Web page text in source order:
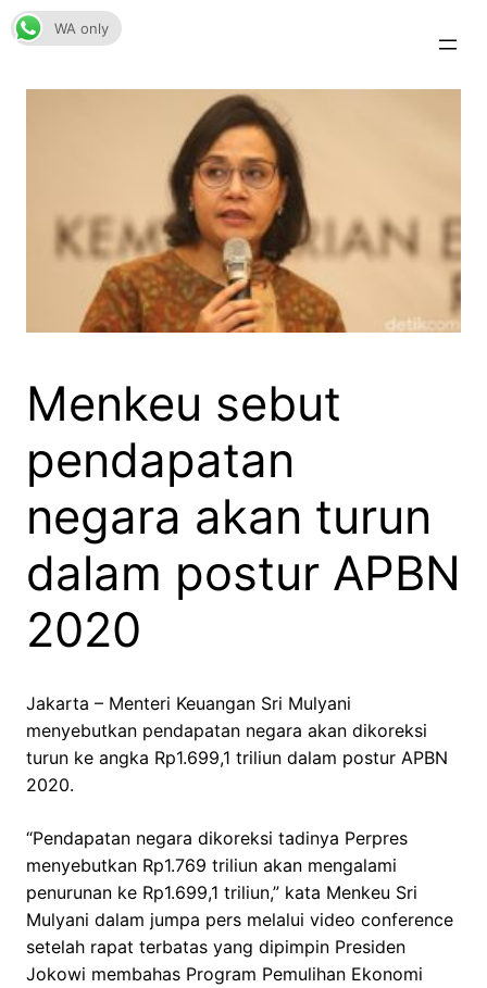
Skip
to
Menkeu sebut
pendapatan
negara akan turun
dalam postur APBN
2020
Jakarta – Menteri Keuangan Sri Mulyani
menyebutkan pendapatan negara akan dikoreksi
turun ke angka Rp1.699,1 triliun dalam postur APBN
2020.
“Pendapatan negara dikoreksi tadinya Perpres
menyebutkan Rp1.769 triliun akan mengalami
penurunan ke Rp1.699,1 triliun,” kata Menkeu Sri
Mulyani dalam jumpa pers melalui video conference
setelah rapat terbatas yang dipimpin Presiden
Jokowi membahas Program Pemulihan Ekonomi
WA only